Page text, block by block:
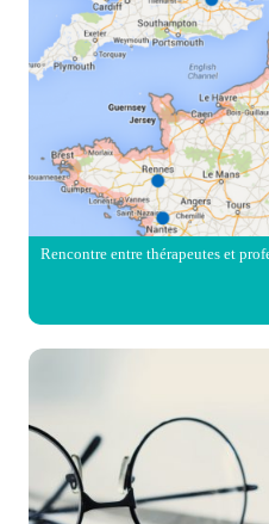
Rencontre entre thérapeutes et